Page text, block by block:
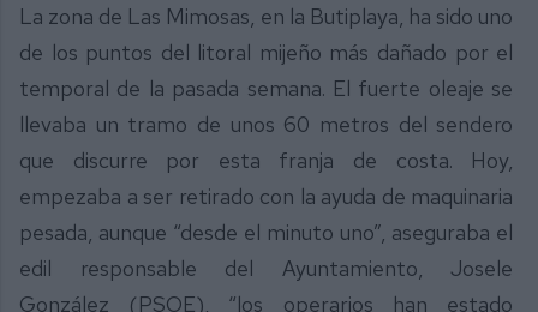
La zona de Las Mimosas, en la Butiplaya, ha sido uno
de los puntos del litoral mijeño más dañado por el
temporal de la pasada semana. El fuerte oleaje se
llevaba un tramo de unos 60 metros del sendero
que discurre por esta franja de costa. Hoy,
empezaba a ser retirado con la ayuda de maquinaria
pesada, aunque “desde el minuto uno”, aseguraba el
edil responsable del Ayuntamiento, Josele
González (PSOE), “los operarios han estado